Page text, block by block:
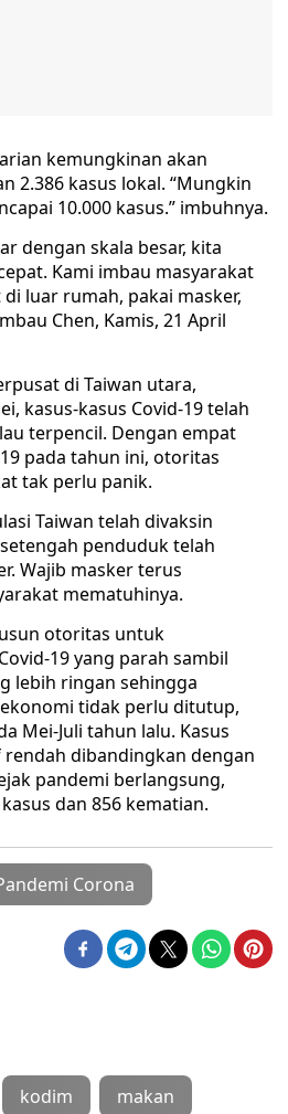
kemungkinan akan
2.386 kasus lokal. “Mungkin
10.000 kasus.” imbuhnya.
dengan skala besar, kita
Kami imbau masyarakat
luar rumah, pakai masker,
Chen, Kamis, 21 April
di Taiwan utara,
kasus-kasus Covid-19 telah
terpencil. Dengan empat
pada tahun ini, otoritas
tak perlu panik.
Taiwan telah divaksin
penduduk telah
Wajib masker terus
mematuhinya.
otoritas untuk
19 yang parah sambil
lebih ringan sehingga
tidak perlu ditutup,
Mei-Juli tahun lalu. Kasus
dibandingkan dengan
pandemi berlangsung,
dan 856 kematian.
Corona
kodim makan